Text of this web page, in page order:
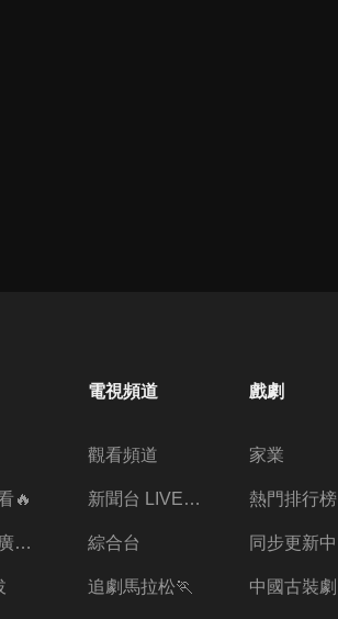
🔥
長大才懂廣志的偉大
電視頻道
觀看頻道
新聞台 LIVE 直播
綜合台
追劇馬拉松🏃
戲劇
家業
熱門排行榜
同步更新中
中國古裝劇